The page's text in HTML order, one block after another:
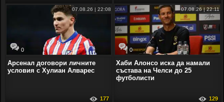
0
07.08.26 | 22:08
Арсенал договори личните
условия с Хулиан Алварес
177
0
07.08.26 | 22:11
Хаби Алонсо иска да намали
състава на Челси до 25
футболисти
129